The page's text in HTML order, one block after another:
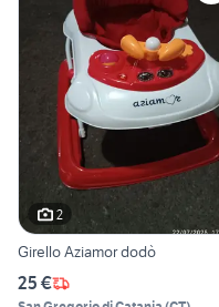
2
Girello Aziamor dodò
25 €